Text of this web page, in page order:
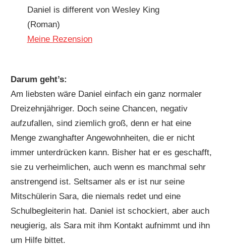
Daniel is different von Wesley King
(Roman)
Meine Rezension
Darum geht’s:
Am liebsten wäre Daniel einfach ein ganz normaler
Dreizehnjähriger. Doch seine Chancen, negativ
aufzufallen, sind ziemlich groß, denn er hat eine
Menge zwanghafter Angewohnheiten, die er nicht
immer unterdrücken kann. Bisher hat er es geschafft,
sie zu verheimlichen, auch wenn es manchmal sehr
anstrengend ist. Seltsamer als er ist nur seine
Mitschülerin Sara, die niemals redet und eine
Schulbegleiterin hat. Daniel ist schockiert, aber auch
neugierig, als Sara mit ihm Kontakt aufnimmt und ihn
um Hilfe bittet.